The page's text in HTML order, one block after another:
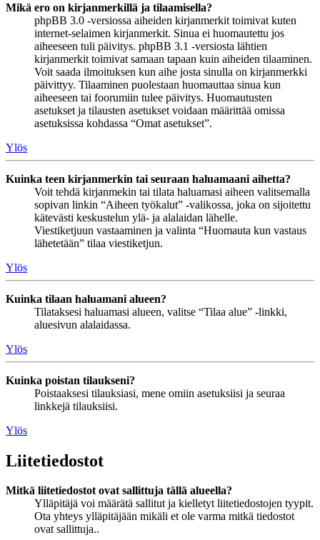
Mikä ero on kirjanmerkillä ja tilaamisella?
phpBB 3.0 -versiossa aiheiden kirjanmerkit toimivat kuten
internet-selaimen kirjanmerkit. Sinua ei huomautettu jos
aiheeseen tuli päivitys. phpBB 3.1 -versiosta lähtien
kirjanmerkit toimivat samaan tapaan kuin aiheiden tilaaminen.
Voit saada ilmoituksen kun aihe josta sinulla on kirjanmerkki
päivittyy. Tilaaminen puolestaan huomauttaa sinua kun
aiheeseen tai foorumiin tulee päivitys. Huomautusten
asetukset ja tilausten asetukset voidaan määrittää omissa
asetuksissa kohdassa “Omat asetukset”.
Ylös
Kuinka teen kirjanmerkin tai seuraan haluamaani aihetta?
Voit tehdä kirjanmekin tai tilata haluamasi aiheen valitsemalla
sopivan linkin “Aiheen työkalut” -valikossa, joka on sijoitettu
kätevästi keskustelun ylä- ja alalaidan lähelle.
Viestiketjuun vastaaminen ja valinta “Huomauta kun vastaus
lähetetään” tilaa viestiketjun.
Ylös
Kuinka tilaan haluamani alueen?
Tilataksesi haluamasi alueen, valitse “Tilaa alue” -linkki,
aluesivun alalaidassa.
Ylös
Kuinka poistan tilaukseni?
Poistaaksesi tilauksiasi, mene omiin asetuksiisi ja seuraa
linkkejä tilauksiisi.
Ylös
Liitetiedostot
Mitkä liitetiedostot ovat sallittuja tällä alueella?
Ylläpitäjä voi määrätä sallitut ja kielletyt liitetiedostojen tyypit.
Ota yhteys ylläpitäjään mikäli et ole varma mitkä tiedostot
ovat sallittuja..